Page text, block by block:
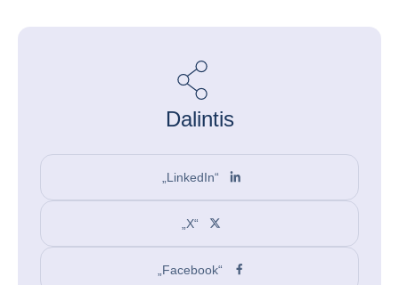
Dalintis
„LinkedIn“
„X“
„Facebook“